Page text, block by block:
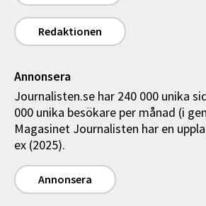
Redaktionen
Annonsera
Journalisten.se har 240 000 unika
000 unika besökare per månad (i
Magasinet Journalisten har en
ex (2025).
Annonsera